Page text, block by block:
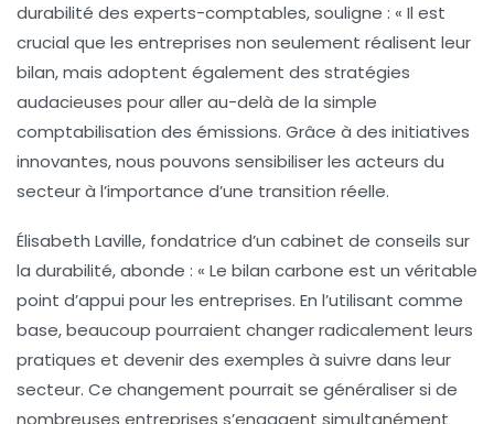
durabilité des experts-comptables, souligne : « Il est
crucial que les entreprises non seulement réalisent leur
bilan, mais adoptent également des stratégies
audacieuses pour aller au-delà de la simple
comptabilisation des émissions. Grâce à des initiatives
innovantes, nous pouvons sensibiliser les acteurs du
secteur à l’importance d’une transition réelle.
Élisabeth Laville, fondatrice d’un cabinet de conseils sur
la durabilité, abonde : « Le bilan carbone est un véritable
point d’appui pour les entreprises. En l’utilisant comme
base, beaucoup pourraient changer radicalement leurs
pratiques et devenir des exemples à suivre dans leur
secteur. Ce changement pourrait se généraliser si de
nombreuses entreprises s’engagent simultanément